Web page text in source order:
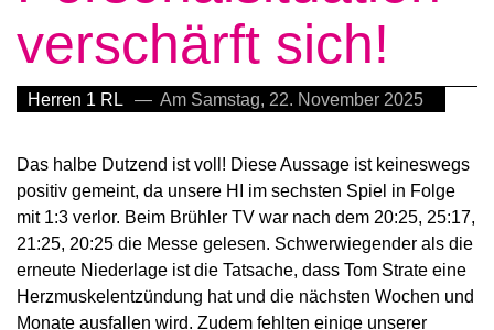
verschärft sich!
Herren 1 RL — Am Samstag, 22. November 2025
Das halbe Dutzend ist voll! Diese Aussage ist keineswegs
positiv gemeint, da unsere HI im sechsten Spiel in Folge
mit 1:3 verlor. Beim Brühler TV war nach dem 20:25, 25:17,
21:25, 20:25 die Messe gelesen. Schwerwiegender als die
erneute Niederlage ist die Tatsache, dass Tom Strate eine
Herzmuskelentzündung hat und die nächsten Wochen und
Monate ausfallen wird. Zudem fehlten einige unserer